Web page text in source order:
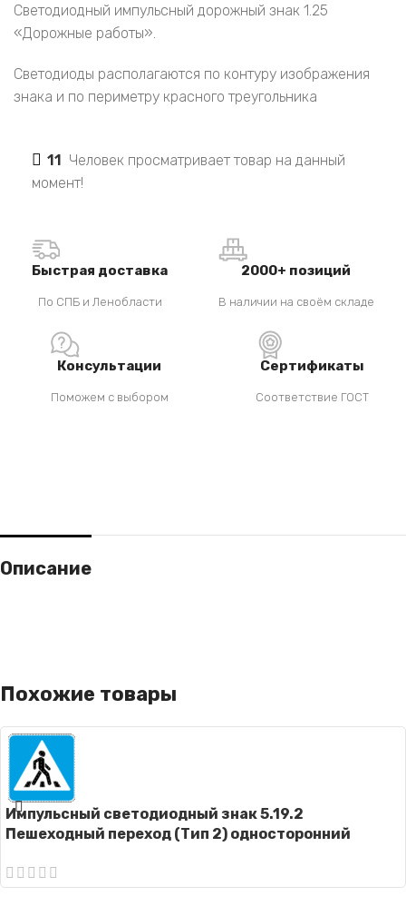
Светодиодный импульсный дорожный знак 1.25
«Дорожные работы».
Светодиоды располагаются по контуру изображения
знака и по периметру красного треугольника
11 Человек просматривает товар на данный
момент!
Быстрая доставка
По СПБ и Ленобласти
2000+ позиций
В наличии на своём складе
Консультации
Поможем с выбором
Сертификаты
Соответствие ГОСТ
Описание
Похожие товары
Импульсный светодиодный знак 5.19.2
Пешеходный переход (Тип 2) односторонний